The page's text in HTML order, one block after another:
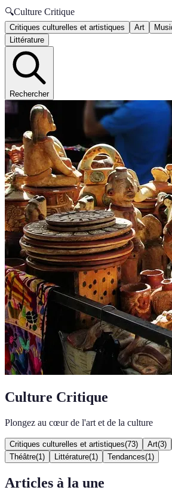
🔍Culture Critique
Critiques culturelles et artistiques Art
Littérature
Rechercher
Culture Critique
Plongez au cœur de l'art et de la culture
Critiques culturelles et artistiques(73) Art(3)
Théâtre(1 ) Littérature(1 ) Tendances(1 )
Articles à la une